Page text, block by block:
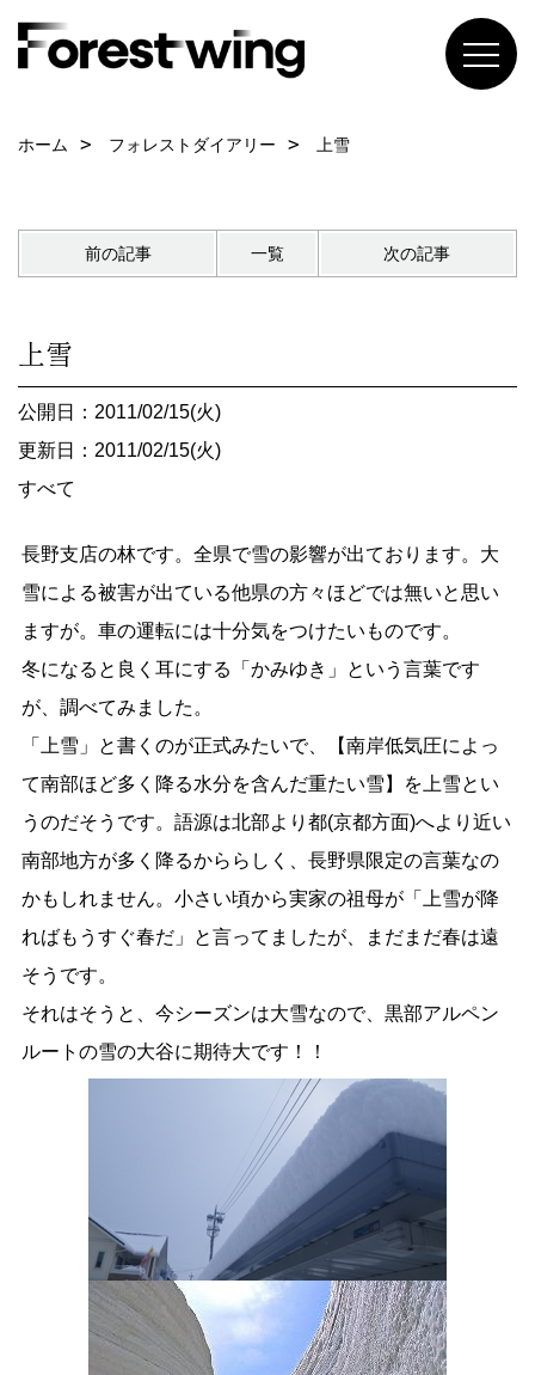
ホーム フォレストダイアリー 上雪
前の記事 一覧 次の記事
上雪
公開日：2011/02/15(火)
更新日：2011/02/15(火)
すべて
長野支店の林です。全県で雪の影響が出ております。大
雪による被害が出ている他県の方々ほどでは無いと思い
ますが。車の運転には十分気をつけたいものです。
冬になると良く耳にする「かみゆき」という言葉です
が、調べてみました。
「上雪」と書くのが正式みたいで、【南岸低気圧によっ
て南部ほど多く降る水分を含んだ重たい雪】を上雪とい
うのだそうです。語源は北部より都(京都方面)へより近い
南部地方が多く降るかららしく、長野県限定の言葉なの
かもしれません。小さい頃から実家の祖母が「上雪が降
ればもうすぐ春だ」と言ってましたが、まだまだ春は遠
そうです。
それはそうと、今シーズンは大雪なので、黒部アルペン
ルートの雪の大谷に期待大です！！